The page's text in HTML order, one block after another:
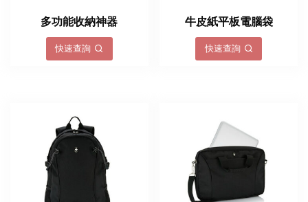
多功能收納神器
快速查詢
牛皮紙平板電腦袋
快速查詢